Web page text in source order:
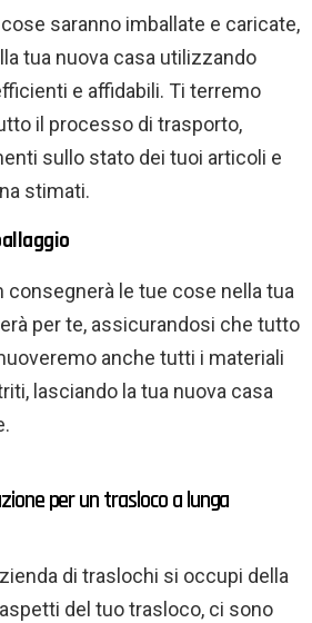
saranno imballate e caricate,
tua nuova casa utilizzando
e affidabili. Ti terremo
il processo di trasporto,
sullo stato dei tuoi articoli e
stimati.
consegnerà le tue cose nella tua
per te, assicurandosi che tutto
anche tutti i materiali
lasciando la tua nuova casa
per un trasloco a lunga
di traslochi si occupi della
del tuo trasloco, ci sono